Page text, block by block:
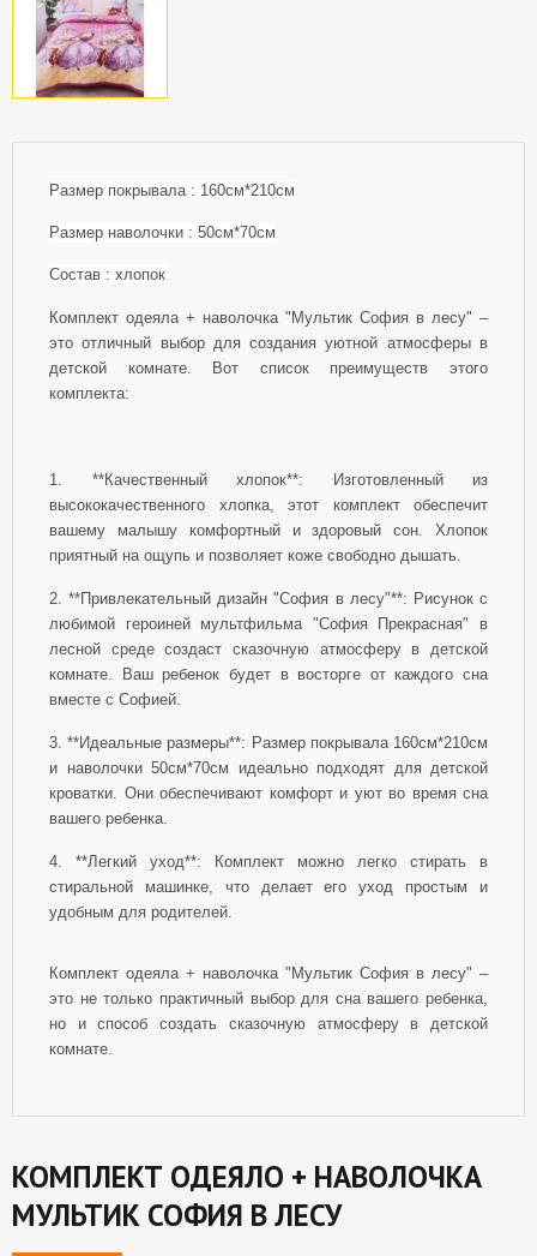
Размер покрывала : 160см*210см
Размер наволочки : 50см*70см
Состав : хлопок
Комплект одеяла + наволочка "Мультик София в лесу" –
это отличный выбор для создания уютной атмосферы в
детской комнате. Вот список преимуществ этого
комплекта:
1. **Качественный хлопок**: Изготовленный из
высококачественного хлопка, этот комплект обеспечит
вашему малышу комфортный и здоровый сон. Хлопок
приятный на ощупь и позволяет коже свободно дышать.
2. **Привлекательный дизайн "София в лесу"**: Рисунок с
любимой героиней мультфильма "София Прекрасная" в
лесной среде создаст сказочную атмосферу в детской
комнате. Ваш ребенок будет в восторге от каждого сна
вместе с Софией.
3. **Идеальные размеры**: Размер покрывала 160см*210см
и наволочки 50см*70см идеально подходят для детской
кроватки. Они обеспечивают комфорт и уют во время сна
вашего ребенка.
4. **Легкий уход**: Комплект можно легко стирать в
стиральной машинке, что делает его уход простым и
удобным для родителей.
Комплект одеяла + наволочка "Мультик София в лесу" –
это не только практичный выбор для сна вашего ребенка,
но и способ создать сказочную атмосферу в детской
комнате.
КОМПЛЕКТ ОДЕЯЛО + НАВОЛОЧКА
МУЛЬТИК СОФИЯ В ЛЕСУ